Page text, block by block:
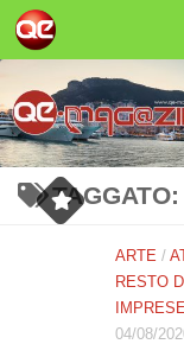
Salta al contenuto
TAGGATO:
ARTE /
RESTO
IMPRESE
04/08/